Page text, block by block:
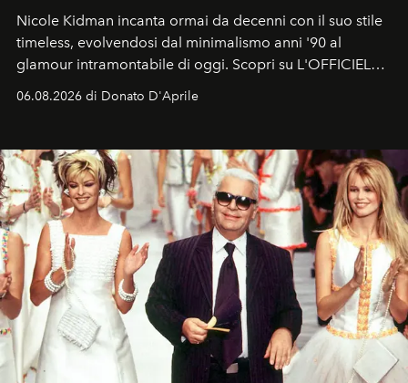
Nicole Kidman incanta ormai da decenni con il suo stile
timeless, evolvendosi dal minimalismo anni '90 al
glamour intramontabile di oggi. Scopri su L'OFFICIEL
06.08.2026 di Donato D'Aprile